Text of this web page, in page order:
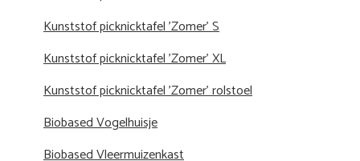
Kunststof picknicktafel 'Zomer' S
Kunststof picknicktafel 'Zomer' XL
Kunststof picknicktafel 'Zomer' rolstoel
Biobased Vogelhuisje
Biobased Vleermuizenkast